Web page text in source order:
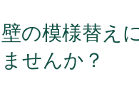
壁の模様替え
ませんか？